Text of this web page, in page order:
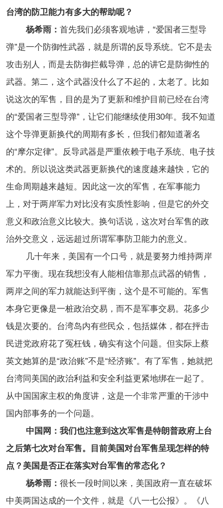
台湾的防卫能力有多大的帮助呢？
杨希雨： 首先我们必须客观地讲，“爱国者三型导
弹”是一个防御性武器，就是所谓的反导系统。它不是去
攻击别人，而是去防御拦截导弹，总的讲它是防御性的
武器。第二，这个武器没什么了不起的，太老了。比如
说这次的军售，目的是为了更新和维护目前已经在台湾
的“爱国者三型导弹”，让它们能继续使用30年。我不知道
这个导弹更新换代的周期有多长，但我们都知道著名
的“摩尔定律”。反导武器是严重依赖于电子系统、电子技
术的。所以说这类武器更新换代的速度越来越快，它的
生命周期越来越短。因此这一次的军售，在军事能力
上，对于两岸军力对比没有实质性影响，但是它的外交
意义和政治意义比较大。换句话说，这次对台军售的政
治外交意义，远远超过所谓军事防卫能力的意义。
几十年来，美国有一个口号，就是要努力维持两岸
军力平衡。现在我想没有人能相信靠那点武器的销售，
两岸之间的军力就能达到平衡，这个是不可能的。军售
本身它更像是一桩政治交易，而不是军事交易。花多少
钱是次要的。台湾岛内有些民众，包括媒体，都在抨击
民进党政府花了冤枉钱，确实有这个问题。但实际上蔡
英文她算的是“政治账”不是“经济账”。有了军售，她就把
台湾同美国的政治利益和安全利益更紧地绑在一起了。
从中国国家主权的角度讲，这是一个非常严重的干涉中
国内部事务的一个问题。
中国网：我们也注意到这次军售是特朗普政府上台
之后第七次对台军售。目前美国对台军售呈现怎样的特
点？美国是否正在落实对台军售的常态化？
杨希雨： 很长一段时间以来，美国政府一直在破坏
中美两国达成的一个文件，就是《八一七公报》。《八